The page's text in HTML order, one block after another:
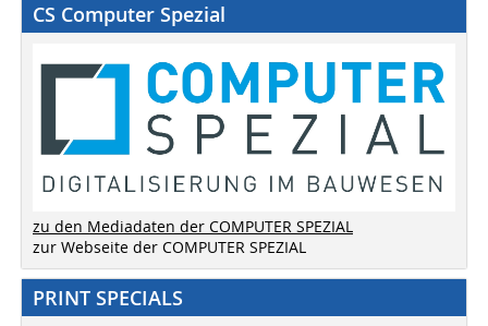
CS Computer Spezial
zu den Mediadaten der COMPUTER SPEZIAL
zur Webseite der COMPUTER SPEZIAL
PRINT SPECIALS